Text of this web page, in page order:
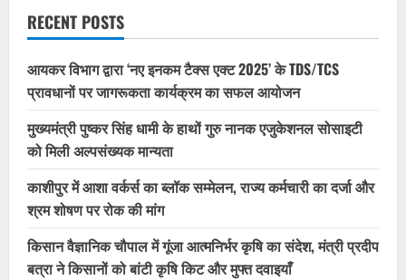
RECENT POSTS
आयकर विभाग द्वारा ‘नए इनकम टैक्स एक्ट 2025’ के TDS/TCS
प्रावधानों पर जागरूकता कार्यक्रम का सफल आयोजन
मुख्यमंत्री पुष्कर सिंह धामी के हाथों गुरु नानक एजुकेशनल सोसाइटी
को मिली अल्पसंख्यक मान्यता
काशीपुर में आशा वर्कर्स का ब्लॉक सम्मेलन, राज्य कर्मचारी का दर्जा और
श्रम शोषण पर रोक की मांग
किसान वैज्ञानिक चौपाल में गूंजा आत्मनिर्भर कृषि का संदेश, मंत्री प्रदीप
बत्रा ने किसानों को बांटी कृषि किट और मुफ्त दवाइयाँ